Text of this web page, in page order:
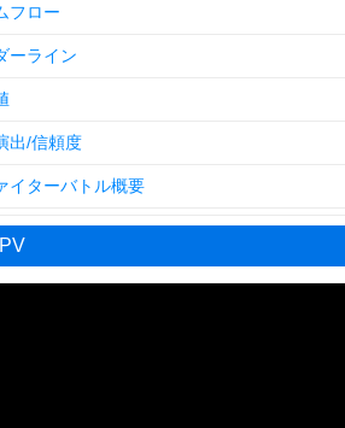
フロー
ーライン
出/信頼度
イターバトル概要